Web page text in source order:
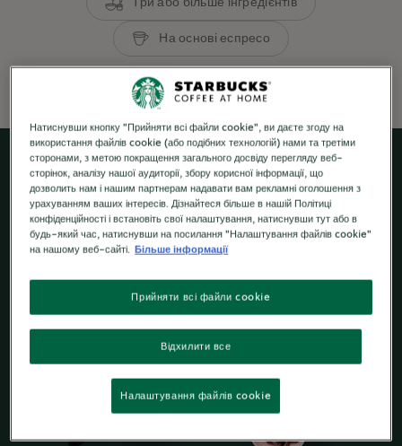
Три або більше інгредієнтів
На основі еспресо
Натиснувши кнопку "Прийняти всі файли cookie", ви даєте згоду на
використання файлів cookie (або подібних технологій) нами та третіми
сторонами, з метою покращення загального досвіду перегляду веб-
сторінок, аналізу нашої аудиторії, збору корисної інформації, що
дозволить нам і нашим партнерам надавати вам рекламні оголошення з
урахуванням ваших інтересів. Дізнайтеся більше в нашій Політиці
конфіденційності і встановіть свої налаштування, натиснувши тут або в
будь-який час, натиснувши на посилання "Налаштування файлів cookie"
на нашому веб-сайті.
Більше інформації
Відхилити все
Прийняти всі файли cookie
Налаштування файлів cookie